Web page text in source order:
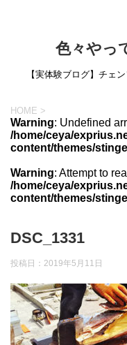
色々やっ
【実体験ブログ】チェ
HOME >
Warning: Undefined
/home/ceya/
content/themes/
Warning: Attempt to
/home/ceya/
content/themes/
DSC_1331
投稿日： 2019年5月11日